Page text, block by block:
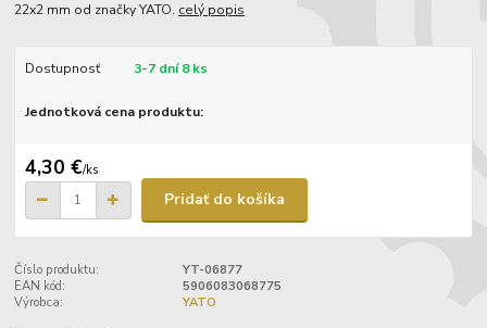
22x2 mm od značky YATO. celý popis
Dostupnosť 3-7 dní 8 ks
Jednotková cena produktu:
4,30 €/ks
Pridať do košíka
Číslo produktu:
YT-06877
EAN kód:
5906083068775
Výrobca:
YATO